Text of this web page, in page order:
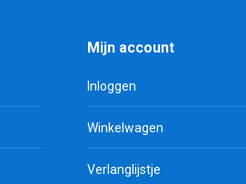
Mijn account
Inloggen
Winkelwagen
Verlanglijstje